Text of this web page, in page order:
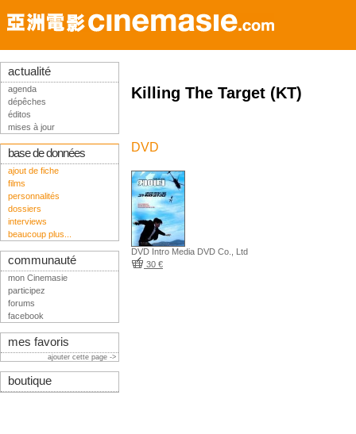
Killing The Target (KT)
DVD
DVD Intro Media DVD Co., Ltd
30 €
actualité
agenda
dépêches
éditos
mises à jour
base de données
ajout de fiche
films
personnalités
dossiers
interviews
beaucoup plus...
communauté
mon Cinemasie
participez
forums
facebook
mes favoris
ajouter cette page ->
boutique